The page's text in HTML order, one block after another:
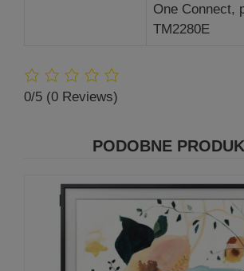
One Connect,
TM2280E
0/5 (0 Reviews)
PODOBNE